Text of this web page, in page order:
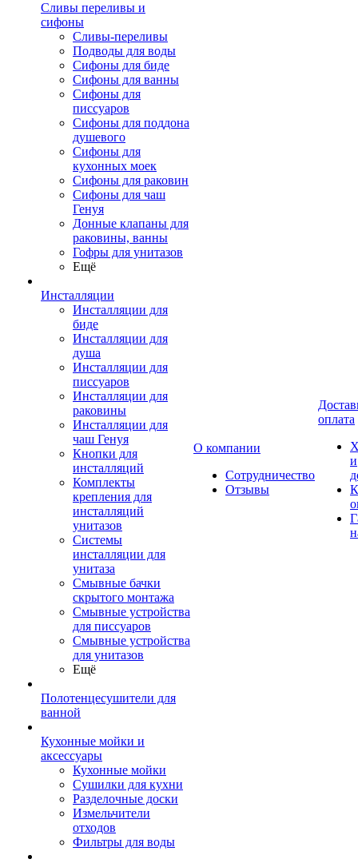
Сливы переливы и
сифоны
Сливы-переливы
Подводы для воды
Сифоны для биде
Сифоны для ванны
Сифоны для
писсуаров
Сифоны для поддона
душевого
Сифоны для
кухонных моек
Сифоны для раковин
Сифоны для чаш
Генуя
Донные клапаны для
раковины, ванны
Гофры для унитазов
Ещё
Инсталляции
Инсталляции для
биде
Инсталляции для
душа
Инсталляции для
писсуаров
Инсталляции для
раковины
Инсталляции для
чаш Генуя
Кнопки для
инсталляций
Комплекты
крепления для
инсталляций
унитазов
Системы
инсталляции для
унитаза
Смывные бачки
скрытого монтажа
Смывные устройства
для писсуаров
Смывные устройства
для унитазов
Ещё
Полотенцесушители для
ванной
Кухонные мойки и
аксессуары
Кухонные мойки
Сушилки для кухни
Разделочные доски
Измельчители
отходов
Фильтры для воды
О компании
Сотрудничество
Отзывы
оплата
и